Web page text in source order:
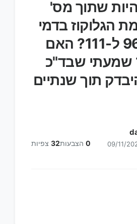
שתוך מס'
הגלוקוז בדמי
עלתה מ-96 ל-111? האם
שמעתי שבד"כ
תוך שנתיים
ה ב-09/11/2025
0 הצבעות32 צפיות